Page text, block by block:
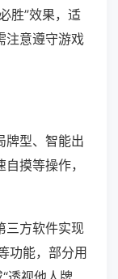
胜”效果，适
注意遵守游戏
牌型、智能出
摸等操作，
三方软件实现
功能，部分用